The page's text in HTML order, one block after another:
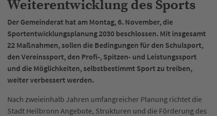
Weiterentwicklung des Sports
Der Gemeinderat hat am Montag, 6. November, die
Sportentwicklungsplanung 2030 beschlossen. Mit insgesamt
22 Maßnahmen, sollen die Bedingungen für den Schulsport,
den Vereinssport, den Profi-, Spitzen- und Leistungssport
und die Möglichkeiten, selbstbestimmt Sport zu treiben,
weiter verbessert werden.
Nach zweieinhalb Jahren umfangreicher Planung richtet die
Stadt Heilbronn Angebote, Strukturen und die Förderung des